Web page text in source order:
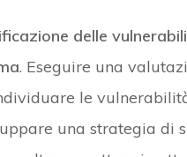
delle
. Eseguire una
le
una strategia di